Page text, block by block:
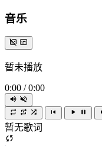
音乐
暂未播放
0:00 / 0:00
暂无歌词